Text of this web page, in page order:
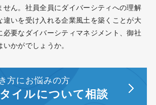
せん。社員全員にダイバーシティへの理解
違いを受け入れる企業風土を築くことが大
必要なダイバーシティマネジメント、御社
かがでしょうか。
方にお悩みの方
イルについて相談